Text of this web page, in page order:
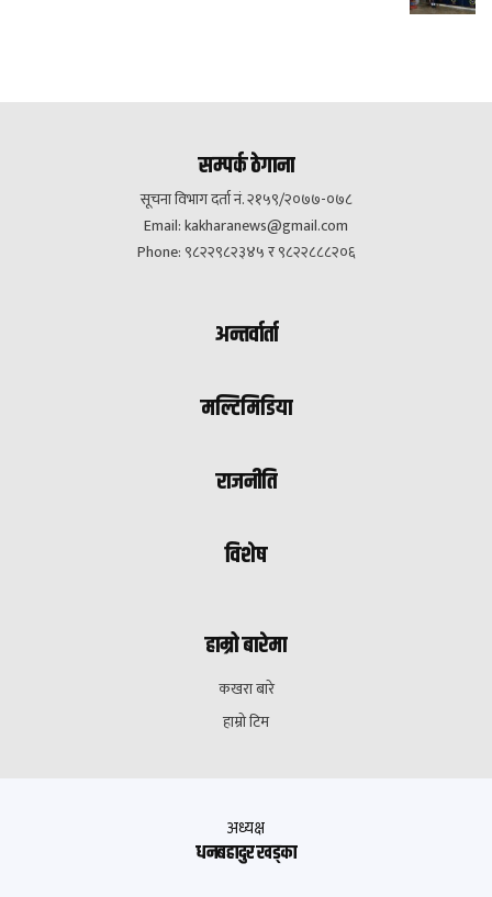
सम्पर्क ठेगाना
सूचना विभाग दर्ता नं. २१५९/२०७७-०७८
Email:kakharanews@gmail.com
Phone: ९८२२९८२३४५ र ९८२२८८८२०६
अन्तर्वार्ता
मल्टिमिडिया
राजनीति
विशेष
हाम्रो बारेमा
कखरा बारे
हाम्रो टिम
अध्यक्ष
धनबहादुर खड्का